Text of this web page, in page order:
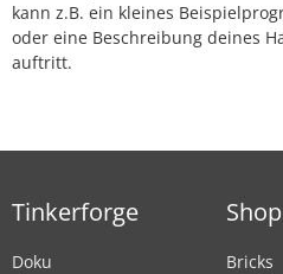
kann z.B. ein kleines
oder eine Beschreibung deines
auftritt.
Tinkerforge
Doku
Shop
Bricks